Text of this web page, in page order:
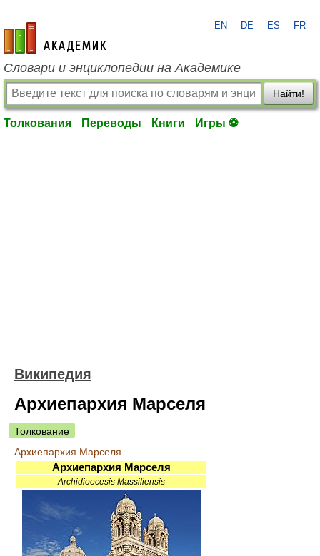
academic.ru
EN DE ES FR
Словари и энциклопедии на Академике
Найти!
Толкования Переводы Книги Игры ⚽
Википедия
Архиепархия Марселя
Толкование
Архиепархия Марселя
Архиепархия Марселя
Archidioecesis Massiliensis